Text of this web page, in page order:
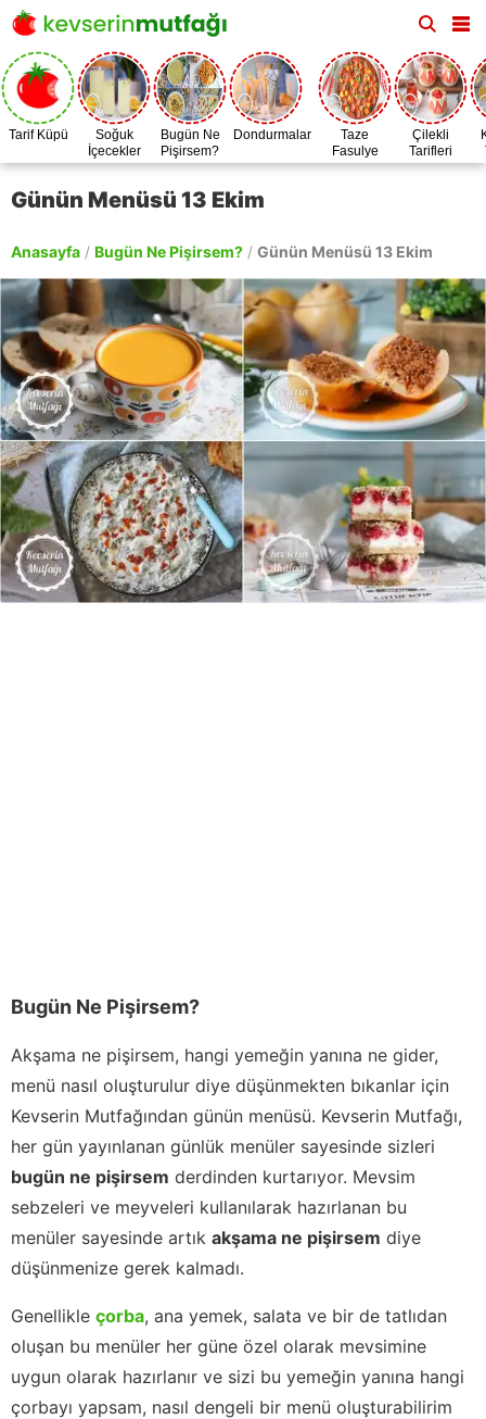
Tarif Küpü
Soğuk
İçecekler
Bugün Ne
Pişirsem?
Dondurmalar
Taze
Fasulye
Zamanı
Çilekli
Tarifleri
Günün Menüsü 13 Ekim
Anasayfa / Bugün Ne Pişirsem? / Günün Menüsü 13 Ekim
Bugün Ne Pişirsem?
Akşama ne pişirsem, hangi yemeğin yanına ne gider,
menü nasıl oluşturulur diye düşünmekten bıkanlar için
Kevserin Mutfağından günün menüsü. Kevserin Mutfağı,
her gün yayınlanan günlük menüler sayesinde sizleri
bugün ne pişirsem derdinden kurtarıyor. Mevsim
sebzeleri ve meyveleri kullanılarak hazırlanan bu
menüler sayesinde artık akşama ne pişirsem diye
düşünmenize gerek kalmadı.
Genellikle çorba, ana yemek, salata ve bir de tatlıdan
oluşan bu menüler her güne özel olarak mevsimine
uygun olarak hazırlanır ve sizi bu yemeğin yanına hangi
çorbayı yapsam, nasıl dengeli bir menü oluşturabilirim